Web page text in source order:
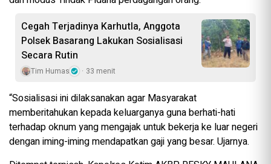
Cegah Terjadinya Karhutla, Anggota
Polsek Basarang Lakukan Sosialisasi
Secara Rutin
Tim Humas 33 menit
“Sosialisasi ini dilaksanakan agar Masyarakat
memberitahukan kepada keluarganya guna berhati-hati
terhadap oknum yang mengajak untuk bekerja ke luar negeri
dengan iming-iming mendapatkan gaji yang besar. Ujarnya.